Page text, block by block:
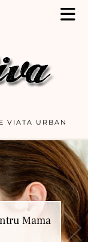
VIATA URBAN
Mama